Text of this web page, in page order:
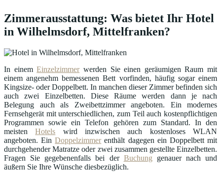
Zimmerausstattung: Was bietet Ihr Hotel
in Wilhelmsdorf, Mittelfranken?
In einemEinzelzimmerwerden Sie einen geräumigen Raum mit
einem angenehm bemessenen Bett vorfinden, häufig sogar einem
Kingsize- oder Doppelbett. In manchen dieser Zimmer befinden sich
auch zwei Einzelbetten. Diese Räume werden dann je nach
Belegung auch als Zweibettzimmer angeboten. Ein modernes
Fernsehgerät mit unterschiedlichen, zum Teil auch kostenpflichtigen
Programmen sowie ein Telefon gehören zum Standard. In den
meistenHotels wird inzwischen auch kostenloses WLAN
angeboten. EinDoppelzimmerenthält dagegen ein Doppelbett mit
durchgehender Matratze oder zwei zusammen gestellte Einzelbetten.
Fragen Sie gegebenenfalls bei der Buchung genauer nach und
äußern Sie Ihre Wünsche diesbezüglich.